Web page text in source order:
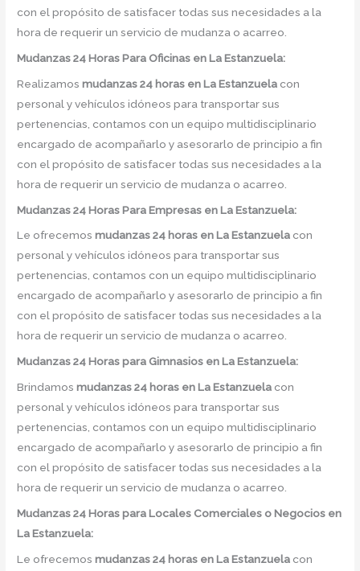
con el propósito de satisfacer todas sus necesidades a la
hora de requerir un servicio de mudanza o acarreo.
Mudanzas 24 Horas Para Oficinas en La Estanzuela:
Realizamosmudanzas 24 horas enLa Estanzuela con
personal y vehículos idóneos para transportar sus
pertenencias, contamos con un equipo multidisciplinario
encargado de acompañarlo y asesorarlo de principio a fin
con el propósito de satisfacer todas sus necesidades a la
hora de requerir un servicio de mudanza o acarreo.
Mudanzas 24 Horas Para Empresas en La Estanzuela:
Le ofrecemosmudanzas 24 horas enLa Estanzuela con
personal y vehículos idóneos para transportar sus
pertenencias, contamos con un equipo multidisciplinario
encargado de acompañarlo y asesorarlo de principio a fin
con el propósito de satisfacer todas sus necesidades a la
hora de requerir un servicio de mudanza o acarreo.
Mudanzas 24 Horas para Gimnasios en La Estanzuela:
Brindamosmudanzas 24 horas enLa Estanzuela con
personal y vehículos idóneos para transportar sus
pertenencias, contamos con un equipo multidisciplinario
encargado de acompañarlo y asesorarlo de principio a fin
con el propósito de satisfacer todas sus necesidades a la
hora de requerir un servicio de mudanza o acarreo.
Mudanzas 24 Horas para Locales Comerciales o Negocios en
La Estanzuela:
Le ofrecemosmudanzas 24 horas enLa Estanzuela con